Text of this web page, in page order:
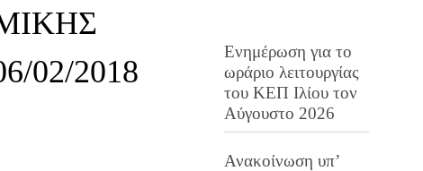
02/2018
Ενημέρωση για το
ωράριο λειτουργίας
του ΚΕΠ Ιλίου τον
Αύγουστο 2026
Ανακοίνωση υπ’